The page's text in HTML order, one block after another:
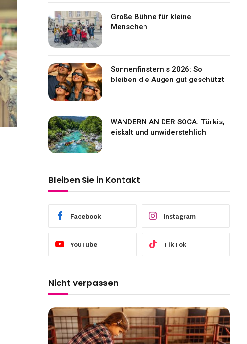
Große Bühne für kleine
Menschen
Sonnenfinsternis 2026: So
bleiben die Augen gut geschützt
WANDERN AN DER SOCA: Türkis,
eiskalt und unwiderstehlich
Bleiben Sie in Kontakt
Facebook Instagram
YouTube TikTok
Nicht verpassen